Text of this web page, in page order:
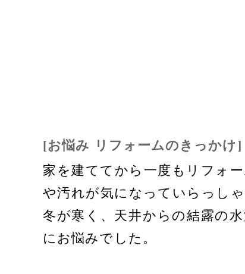
[お悩み リフォームのきっかけ]
家を建ててから一度もリフォ
や汚れが気になっていらっし
冬が寒く、天井からの結露の
にお悩みでした。